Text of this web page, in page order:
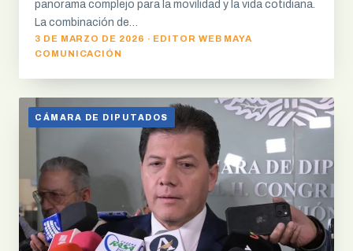
panorama complejo para la movilidad y la vida cotidiana.
La combinación de…
3 DE MARZO DE 2026 · EDITOR WEB MAYA
COMUNICACIÓN
CÁMARA DE DIPUTADOS